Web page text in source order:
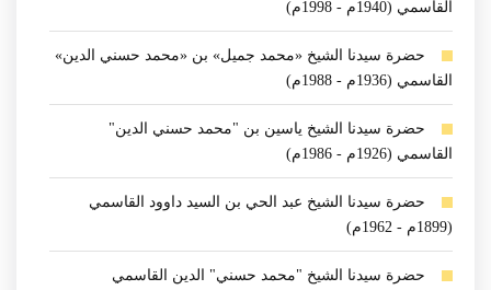
القاسمي (1940م - 1998م)
حضرة سيدنا الشيخ «محمد جميل» بن «محمد حسني الدين»
القاسمي (1936م - 1988م)
حضرة سيدنا الشيخ ياسين بن "محمد حسني الدين"
القاسمي (1926م - 1986م)
حضرة سيدنا الشيخ عبد الحي بن السيد داوود القاسمي
(1899م - 1962م)
حضرة سيدنا الشيخ "محمد حسني" الدين القاسمي